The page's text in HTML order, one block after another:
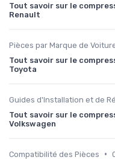
Tout savoir sur le
Renault
Pièces par Marque de
Tout savoir sur le
Toyota
Guides d'Installation et de
Tout savoir sur le
Volkswagen
Compatibilité des Pièces •